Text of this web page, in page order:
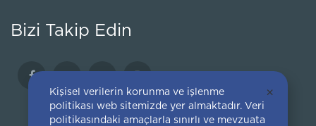
Bizi Takip Edin
Kişisel verilerin korunma ve işlenme
politikası web sitemizde yer almaktadır. Veri
politikasındaki amaçlarla sınırlı ve mevzuata
×